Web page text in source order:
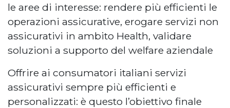
le aree di interesse: rendere più efficienti le
operazioni assicurative, erogare servizi non
assicurativi in ambito Health, validare
soluzioni a supporto del welfare aziendale
Offrire ai consumatori italiani servizi
assicurativi sempre più efficienti e
personalizzati: è questo l’obiettivo finale